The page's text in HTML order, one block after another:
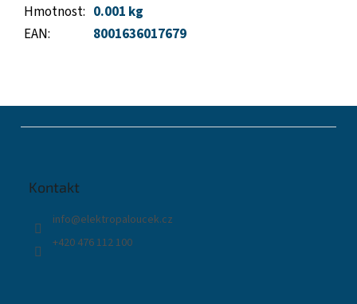
Hmotnost: 0.001 kg
EAN: 8001636017679
Kontakt
info@elektropaloucek.cz
+420 476 112 100